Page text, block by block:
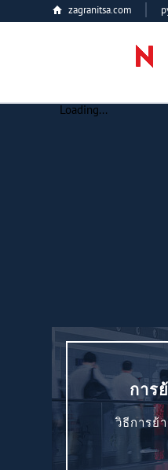
zagranitsa.com
Loading...
การ
วิธีการย้